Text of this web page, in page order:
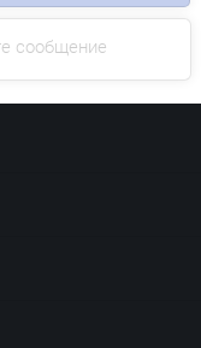
сообщение